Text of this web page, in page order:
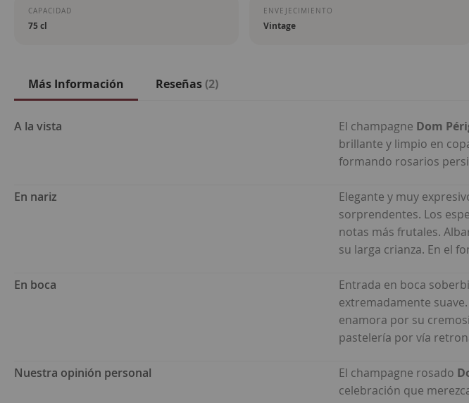
CAPACIDAD
75 cl
ENVEJECIMIENTO
Vintage
Más Información
Más
A la vista El champagne Dom
brillante y limpio en
formando rosarios
En nariz Elegante y muy
sorprendentes. Los
notas más frutales.
su larga crianza. En el
En boca
Entrada en boca
extremadamente
enamora por su
pastelería por vía
Nuestra opinión personal El champagne rosado
celebración que
Reseñas 2